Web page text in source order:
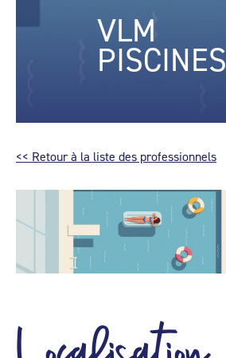
VLM
PISCINES
<< Retour à la liste des professionnels